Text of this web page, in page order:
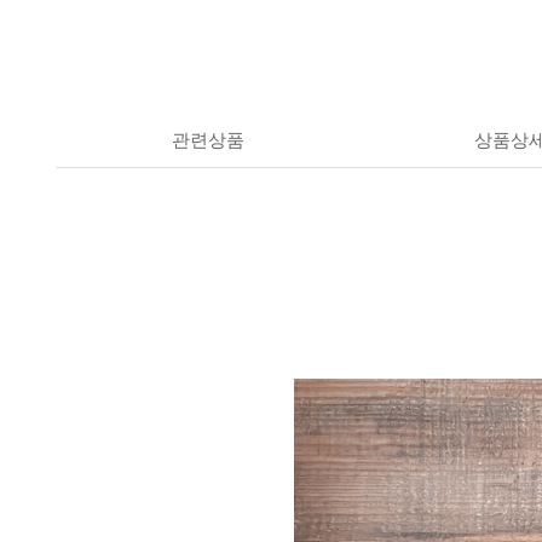
관련상품 상품상